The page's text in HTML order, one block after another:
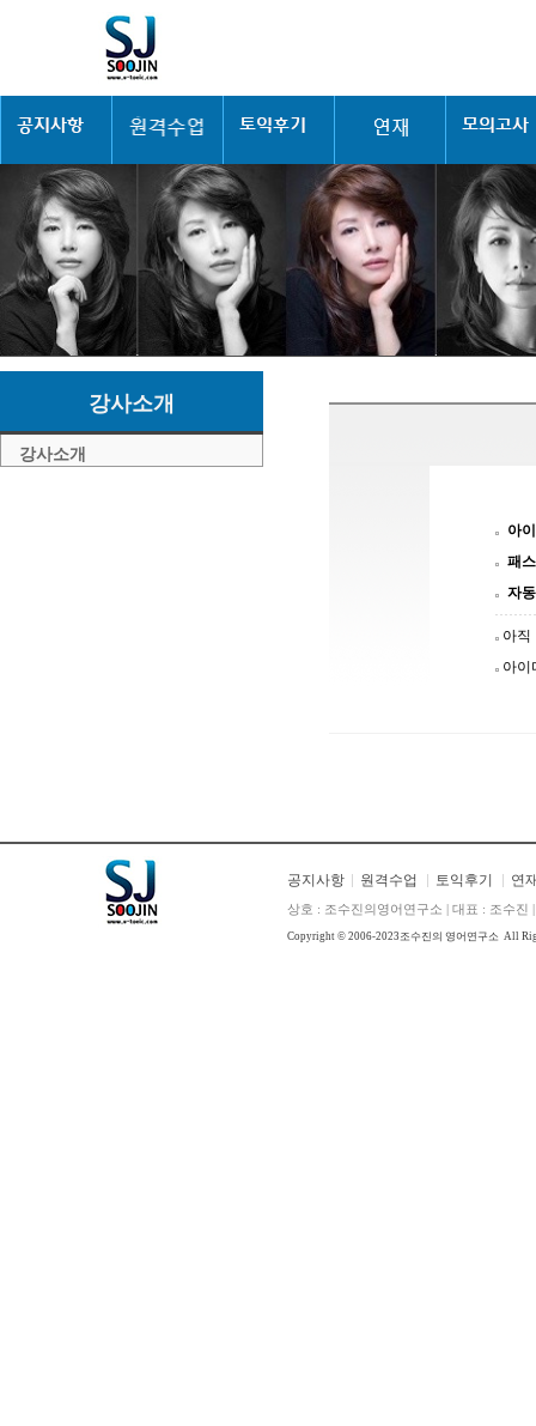
강사소개
강사소개
아
패
자
아
아
공지사항 원격수업 토익후기 연
상호 : 조수진의영어연구소 | 대표 : 조수진
Copyright © 2006-2023 조수진의 영어연구소 All